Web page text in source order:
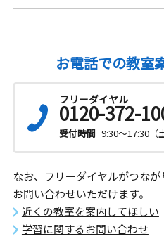
お電話での教室
フリーダイヤル
0120-372-
受付時間 9:30～17:30（
なお、フリーダイヤルがつな
お問い合わせいただけます。
近くの教室を案内してほしい
学習に関するお問い合わせ